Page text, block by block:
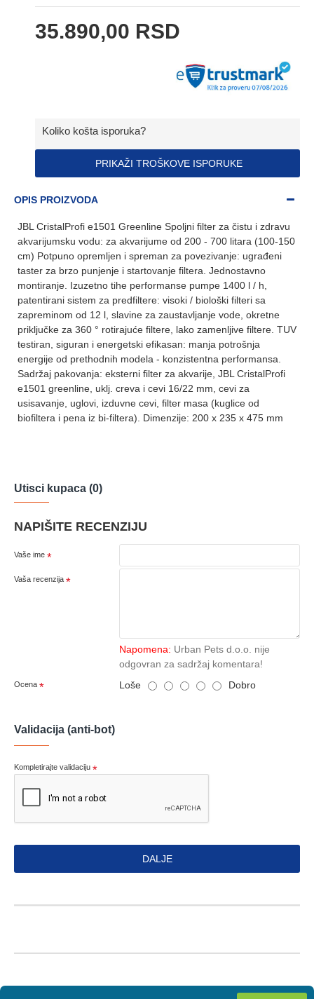
35.890,00 RSD
Koliko košta isporuka?
PRIKAŽI TROŠKOVE ISPORUKE
OPIS PROIZVODA
JBL CristalProfi e1501 Greenline Spoljni filter za čistu i zdravu
akvarijumsku vodu: za akvarijume od 200 - 700 litara (100-150
cm) Potpuno opremljen i spreman za povezivanje: ugrađeni
taster za brzo punjenje i startovanje filtera. Jednostavno
montiranje. Izuzetno tihe performanse pumpe 1400 l / h,
patentirani sistem za predfiltere: visoki / biološki filteri sa
zapreminom od 12 l, slavine za zaustavljanje vode, okretne
priključke za 360 ° rotirajuće filtere, lako zamenljive filtere. TUV
testiran, siguran i energetski efikasan: manja potrošnja
energije od prethodnih modela - konzistentna performansa.
Sadržaj pakovanja: eksterni filter za akvarije, JBL CristalProfi
e1501 greenline, uklj. creva i cevi 16/22 mm, cevi za
usisavanje, uglovi, izduvne cevi, filter masa (kuglice od
biofiltera i pena iz bi-filtera). Dimenzije: 200 x 235 x 475 mm
Utisci kupaca (0)
NAPIŠITE RECENZIJU
Vaše ime
Vaša recenzija
Napomena: Urban Pets d.o.o. nije
odgovran za sadržaj komentara!
Ocena Loše Dobro
Validacija (anti-bot)
Kompletirajte validaciju
DALJE